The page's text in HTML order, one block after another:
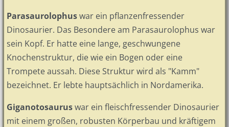
Parasaurolophuswar ein pflanzenfressender
Dinosaurier. Das Besondere am Parasaurolophus war
sein Kopf. Er hatte eine lange, geschwungene
Knochenstruktur, die wie ein Bogen oder eine
Trompete aussah. Diese Struktur wird als "Kamm"
bezeichnet. Er lebte hauptsächlich in Nordamerika.
Giganotosauruswar ein fleischfressender Dinosaurier
mit einem großen, robusten Körperbau und kräftigem